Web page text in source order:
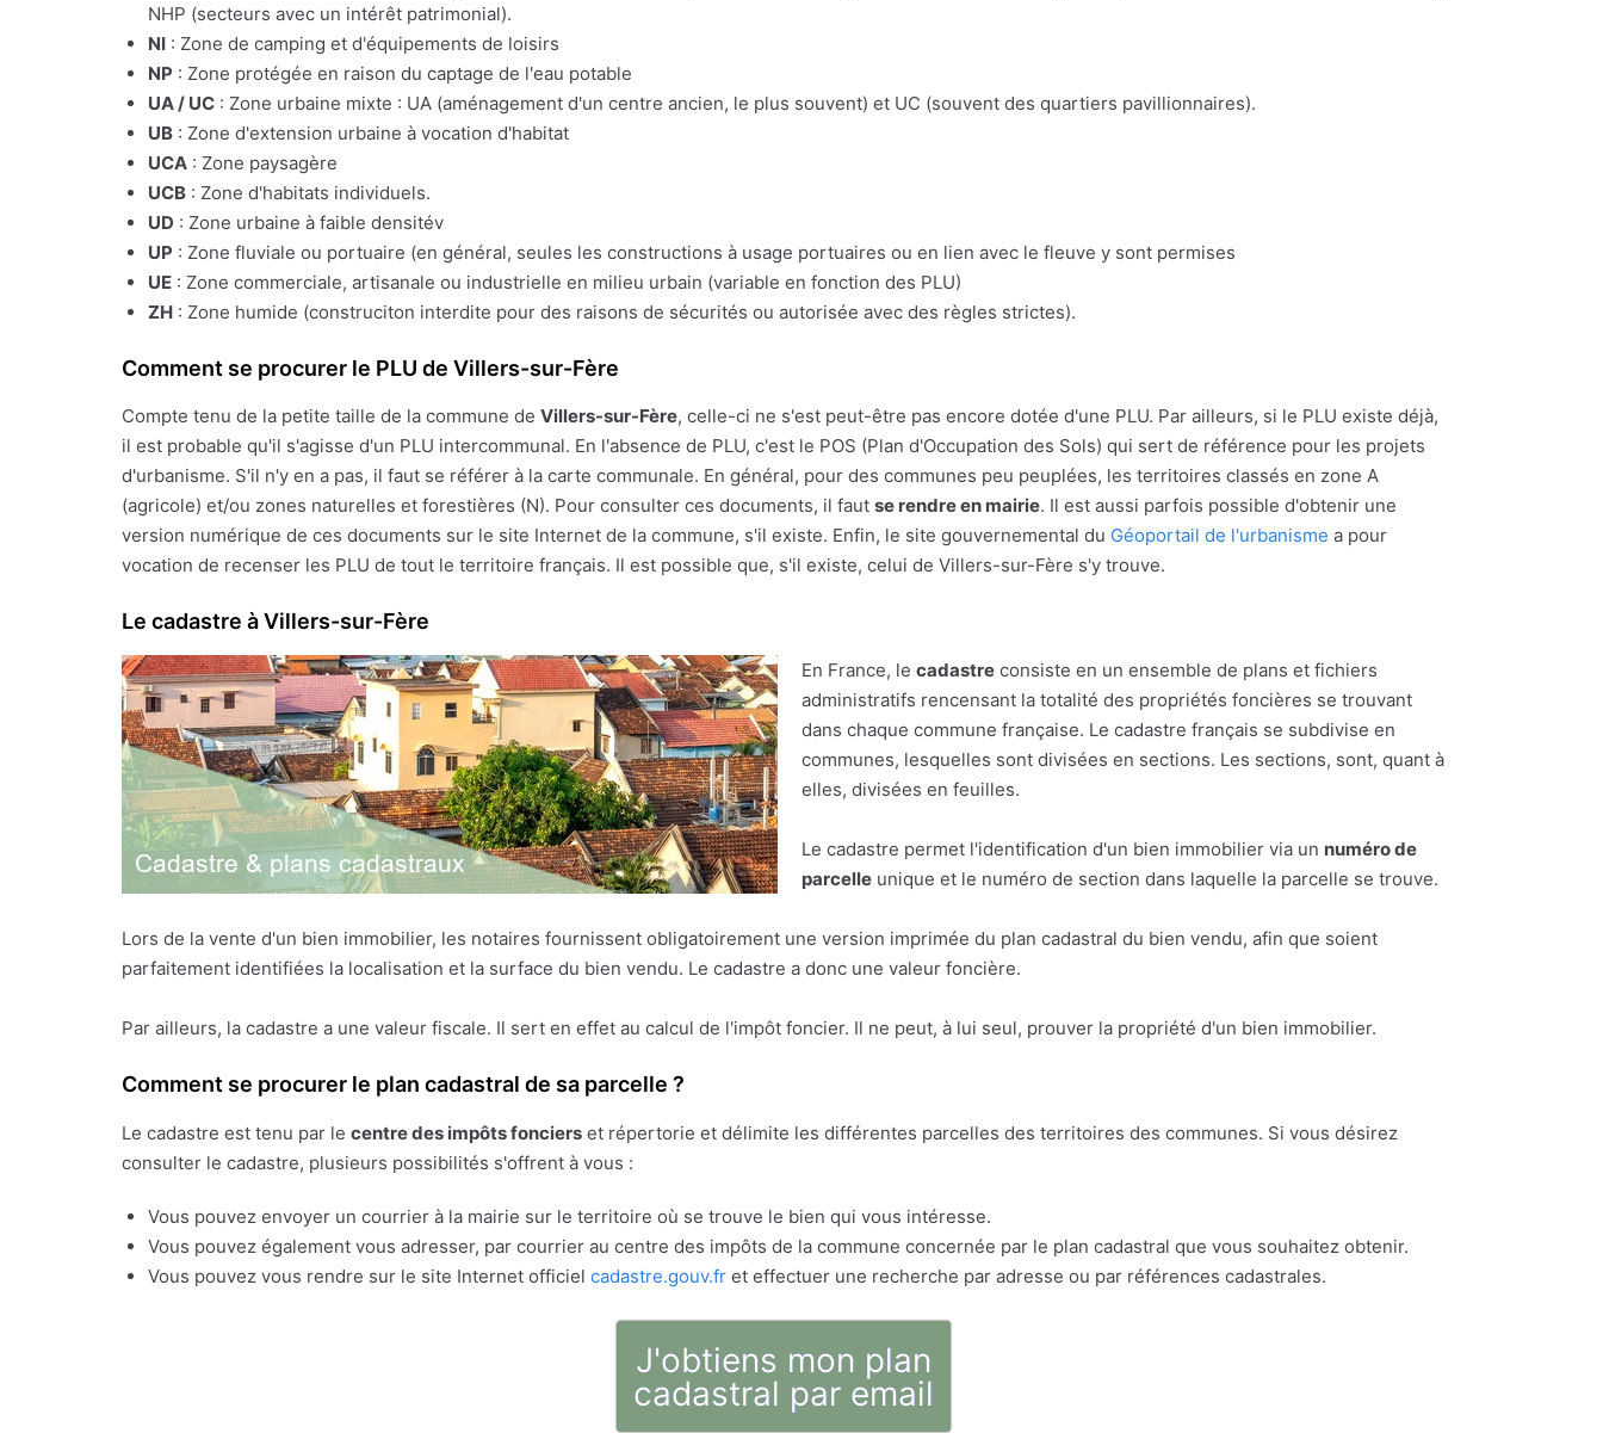
NHP (secteurs avec un intérêt patrimonial).
NI : Zone de camping et d'équipements de loisirs
NP : Zone protégée en raison du captage de l'eau potable
UA / UC : Zone urbaine mixte : UA (aménagement d'un centre ancien, le plus souvent) et UC (souvent des quartiers pavillionnaires).
UB : Zone d'extension urbaine à vocation d'habitat
UCA : Zone paysagère
UCB : Zone d'habitats individuels.
UD : Zone urbaine à faible densitév
UP : Zone fluviale ou portuaire (en général, seules les constructions à usage portuaires ou en lien avec le fleuve y sont permises
UE : Zone commerciale, artisanale ou industrielle en milieu urbain (variable en fonction des PLU)
ZH : Zone humide (construciton interdite pour des raisons de sécurités ou autorisée avec des règles strictes).
Comment se procurer le PLU de Villers-sur-Fère
Compte tenu de la petite taille de la commune de Villers-sur-Fère, celle-ci ne s'est peut-être pas encore dotée d'une PLU. Par ailleurs, si le PLU existe déjà,
il est probable qu'il s'agisse d'un PLU intercommunal. En l'absence de PLU, c'est le POS (Plan d'Occupation des Sols) qui sert de référence pour les projets
d'urbanisme. S'il n'y en a pas, il faut se référer à la carte communale. En général, pour des communes peu peuplées, les territoires classés en zone A
(agricole) et/ou zones naturelles et forestières (N). Pour consulter ces documents, il faut se rendre en mairie. Il est aussi parfois possible d'obtenir une
version numérique de ces documents sur le site Internet de la commune, s'il existe. Enfin, le site gouvernemental du Géoportail de l'urbanisme a pour
vocation de recenser les PLU de tout le territoire français. Il est possible que, s'il existe, celui de Villers-sur-Fère s'y trouve.
Le cadastre à Villers-sur-Fère
En France, le cadastre consiste en un ensemble de plans et fichiers
administratifs rencensant la totalité des propriétés foncières se trouvant
dans chaque commune française. Le cadastre français se subdivise en
communes, lesquelles sont divisées en sections. Les sections, sont, quant à
elles, divisées en feuilles.
Le cadastre permet l'identification d'un bien immobilier via un numéro de
parcelle unique et le numéro de section dans laquelle la parcelle se trouve.
Lors de la vente d'un bien immobilier, les notaires fournissent obligatoirement une version imprimée du plan cadastral du bien vendu, afin que soient
parfaitement identifiées la localisation et la surface du bien vendu. Le cadastre a donc une valeur foncière.
Par ailleurs, la cadastre a une valeur fiscale. Il sert en effet au calcul de l'impôt foncier. Il ne peut, à lui seul, prouver la propriété d'un bien immobilier.
Comment se procurer le plan cadastral de sa parcelle ?
Le cadastre est tenu par le centre des impôts fonciers et répertorie et délimite les différentes parcelles des territoires des communes. Si vous désirez
consulter le cadastre, plusieurs possibilités s'offrent à vous :
Vous pouvez envoyer un courrier à la mairie sur le territoire où se trouve le bien qui vous intéresse.
Vous pouvez également vous adresser, par courrier au centre des impôts de la commune concernée par le plan cadastral que vous souhaitez obtenir.
Vous pouvez vous rendre sur le site Internet officiel cadastre.gouv.fr et effectuer une recherche par adresse ou par références cadastrales.
J'obtiens mon plan
cadastral par email